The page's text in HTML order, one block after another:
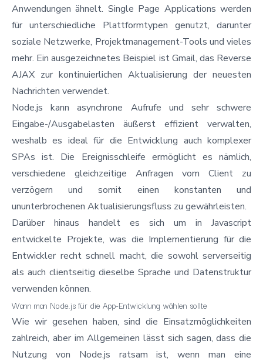
Anwendungen ähnelt. Single Page Applications werden
für unterschiedliche Plattformtypen genutzt, darunter
soziale Netzwerke, Projektmanagement-Tools und vieles
mehr. Ein ausgezeichnetes Beispiel ist Gmail, das Reverse
AJAX zur kontinuierlichen Aktualisierung der neuesten
Nachrichten verwendet.
Node.js kann asynchrone Aufrufe und sehr schwere
Eingabe-/Ausgabelasten äußerst effizient verwalten,
weshalb es ideal für die Entwicklung auch komplexer
SPAs ist. Die Ereignisschleife ermöglicht es nämlich,
verschiedene gleichzeitige Anfragen vom Client zu
verzögern und somit einen konstanten und
ununterbrochenen Aktualisierungsfluss zu gewährleisten.
Darüber hinaus handelt es sich um in Javascript
entwickelte Projekte, was die Implementierung für die
Entwickler recht schnell macht, die sowohl serverseitig
als auch clientseitig dieselbe Sprache und Datenstruktur
verwenden können.
Wann man Node.js für die App-Entwicklung wählen sollte
Wie wir gesehen haben, sind die Einsatzmöglichkeiten
zahlreich, aber im Allgemeinen lässt sich sagen, dass die
Nutzung von Node.js ratsam ist, wenn man eine